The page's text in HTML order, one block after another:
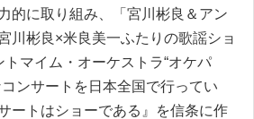
的に取 り 組み 「 宮川彬良＆アン
川彬良×米良美一ふた り の歌謡シ ョ
ト マイ ム ・ オーケス ト ラ“オケパ
ンサー ト を 日本全国で行ってい
ー ト はシ ョ ーである 』 を信条に作